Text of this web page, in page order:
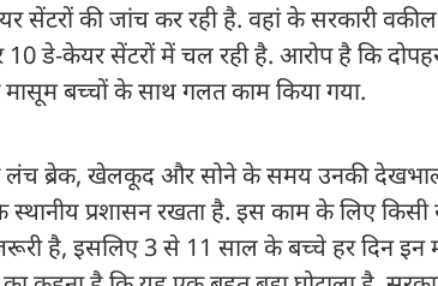
सेंटरों की जांच कर रही है. वहां के सरकारी
10 डे-केयर सेंटरों में चल रही है. आरोप है कि
बच्चों के साथ गलत काम किया गया.
के लंच ब्रेक, खेलकूद और सोने के समय उनकी
स्थानीय प्रशासन रखता है. इस काम के लिए किसी
है, इसलिए 3 से 11 साल के बच्चे हर दिन इन